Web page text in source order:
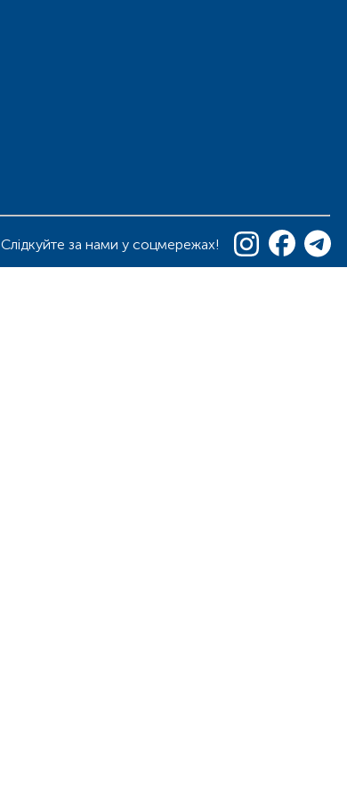
Слідкуйте за нами у соцмережах!